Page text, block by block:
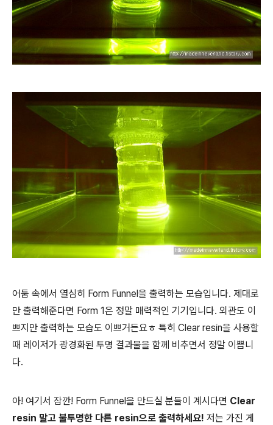
어둠 속에서 열심히 Form Funnel을 출력하는 모습입니다. 제대로
만 출력해준다면 Form 1은 정말 매력적인 기기입니다. 외관도 이
쁘지만 출력하는 모습도 이쁘거든요ㅎ 특히 Clear resin을 사용할
때 레이저가 광경화된 투명 결과물을 함께 비추면서 정말 이쁩니
다.
아! 여기서 잠깐! Form Funnel을 만드실 분들이 계시다면 Clear
resin 말고 불투명한 다른 resin으로 출력하세요! 저는 가진 게